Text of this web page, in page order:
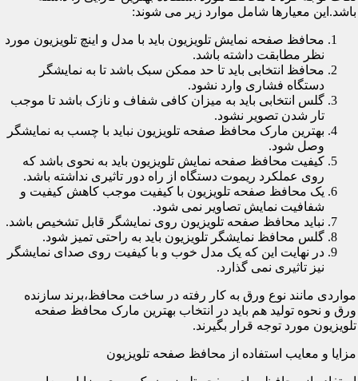
باشد.این معیارها شامل موارد زیر می شوند:
محافظ صفحه نمایش تلویزیون باید با مدل و اینچ تلویزیون مورد
نظر مطابقت داشته باشد.
محافظ انتخابی باید تا حد ممکن سبک باشد تا به نمایشگر
دستگاه فشاری وارد نشود.
گلس انتخابی باید به میزان کافی شفاف و نازک باشد تا موجب
تار شدن تصویر نشود.
بهترین مارک محافظ صفحه تلویزیون نباید با چسب به نمایشگر
وصل شود.
کیفیت محافظ صفحه نمایش تلویزیون باید به نحوی باشد که
روی عملکرد ریموت دستگاه از راه دور تاثیری نداشته باشد.
یک محافظ صفحه تلویزیون با کیفیت موجب کاهش کیفیت و
شفافیت نمایش تصاویر نمی شود.
نباید محافظ صفحه تلویزیون روی نمایشگر قابل تشخیص باشد.
گلس محافظ نمایشگر تلویزیون باید به راحتی تمیز شود.
در نهایت این که یک مدل خوب و با کیفیت روی صدای نمایشگر
نیز تاثیری نمی گذارد.
مواردی مانند نوع ورق به کار رفته در ساخت محافظ،برند سازنده
ورق و نحوه تولید هم باید در انتخاب بهترین مارک محافظ صفحه
تلویزیون مورد توجه قرار بگیرند.
مزایا و معایب استفاده از محافظ صفحه تلویزیون